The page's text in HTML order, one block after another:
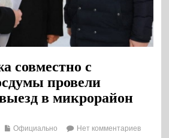
совместно с
провели
в микрорайон
Официально Нет комментариев